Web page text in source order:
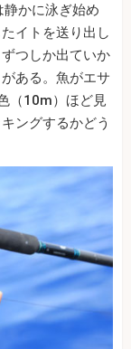
かに泳ぎ始め
イトを送り出し
つしか出ていか
ある。魚がエサ
（10m）ほど見
ングするかどう